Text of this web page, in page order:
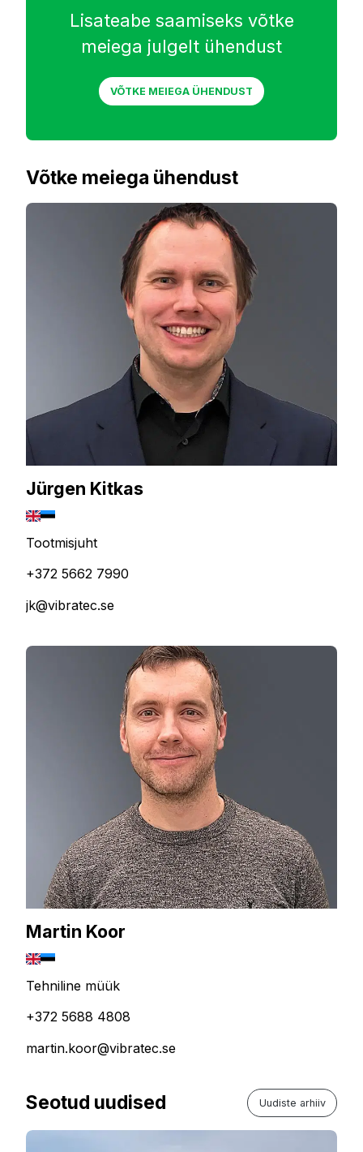
Lisateabe saamiseks võtke
meiega julgelt ühendust
VÕTKE MEIEGA ÜHENDUST
Võtke meiega ühendust
Jürgen Kitkas
Tootmisjuht
+372 5662 7990
jk@vibratec.se
Martin Koor
Tehniline müük
+372 5688 4808
martin.koor@vibratec.se
Seotud uudised Uudiste arhiiv